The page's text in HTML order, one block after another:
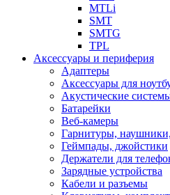
MTLi
SMT
SMTG
TPL
Аксессуары и периферия
Адаптеры
Аксессуары для
Акустические
Батарейки
Веб-камеры
Гарнитуры,
Геймпады, джойстики
Держатели для
Зарядные устройства
Кабели и разъемы